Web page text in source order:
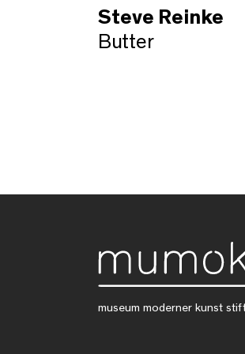
Steve Reinke
Butter
museum moderner kunst